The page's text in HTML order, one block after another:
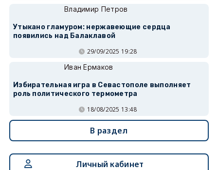
Владимир Петров
Утыкано гламуром: нержавеющие сердца
появились над Балаклавой
29/09/2025 19:28
Иван Ермаков
Избирательная игра в Севастополе выполняет
роль политического термометра
18/08/2025 13:48
В раздел
Личный кабинет